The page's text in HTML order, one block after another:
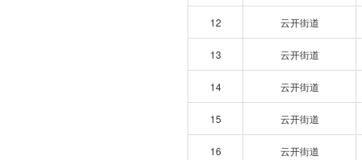
12 云开街道
13 云开街道
14 云开街道
15 云开街道
16 云开街道